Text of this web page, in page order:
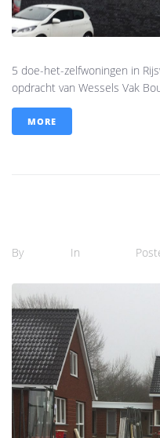
5 doe-het-zelfwoningen in
opdracht van Wessels Vak
MORE
By In